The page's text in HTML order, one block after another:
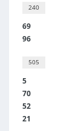
240
69
96
505
5
70
52
21